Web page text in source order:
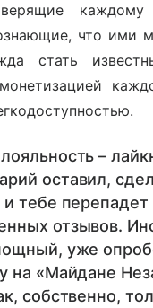
верящие
что ими
стать
–
оставил,
и тебе перепадет
отзывов.
уже
на «Майдане
собственно,